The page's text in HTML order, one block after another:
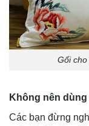
Gối
Không nên
Các bạn đừng